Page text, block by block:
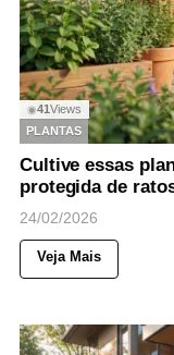
◉41 Views
PLANTAS
Cultive essas
protegida de
24/02/2026
Veja Mais